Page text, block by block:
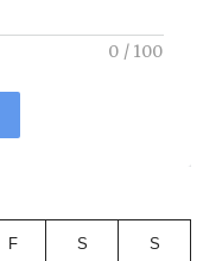
0 / 100
F S S